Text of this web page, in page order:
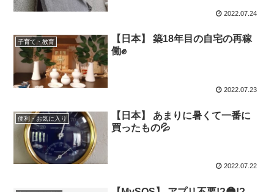
2022.07.24
子育て・教育
【日本】 築18年目の自宅の再稼
働✊
2022.07.23
便利・お気に入り
【日本】 あまりに暑くて一番に
買ったもの💦
2022.07.22